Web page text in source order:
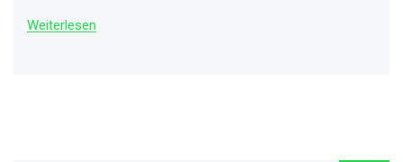
professionelles Team aufzubauen. Außerdem wird ein
Weiterlesen